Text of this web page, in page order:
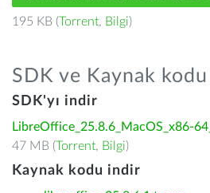
195 KB (Torrent, Bilgi)
SDK ve Kaynak kodu
SDK'yı indir
LibreOffice_25.8.6_MacOS_x86-
47 MB (Torrent, Bilgi)
Kaynak kodu indir